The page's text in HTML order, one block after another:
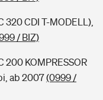
320 CDI T-MODELL),
/ BIZ)
200 KOMPRESSOR
ab 2007(0999 /